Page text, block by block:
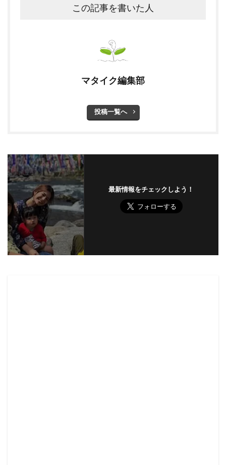
この記事を書いた人
マタイク編集部
投稿一覧へ
最新情報をチェックしよう！